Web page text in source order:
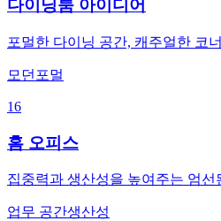
다이닝룸 아이디어
포멀한 다이닝 공간, 캐주얼한 코
모던 포멀
16
홈 오피스
집중력과 생산성을 높여주는 엄선
업무 공간생산성